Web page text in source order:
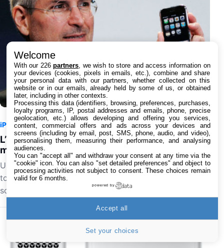
iPhone7 août 2026 à 15:55 1
L’iPhone original de 2007 perd son dernier réseau
mobile aux États-Unis avec l’arrêt de la 2G
Une page de l'histoire de la téléphonie mobile se
tourne aux États-Unis. T-Mobile a définitivement éteint
son réseau 2G GSM le 3 août 2026, privant les…
Welcome
With our 226partners , we wish to store and access information on
your devices (cookies, pixels in emails, etc.), combine and share
your personal data with our partners, whether collected on this
website or in our emails, already held by some of us, or obtained
later, including in other contexts.
Processing this data (identifiers, browsing, preferences, purchases,
loyalty programs, IP, postal addresses and emails, phone, precise
geolocation, etc.) allows developing and offering you services,
content, commercial offers and ads across your devices and
screens (including by email, post, SMS, phone, audio, and video),
personalising them, measuring their performance, and analysing
audiences.
You can "accept all" and withdraw your consent at any time via the
"cookie" icon. You can also "set detailed preferences" and object to
processing activities not subject to consent. These choices remain
valid for 6 months.
powered by
Set your choices
Accept all